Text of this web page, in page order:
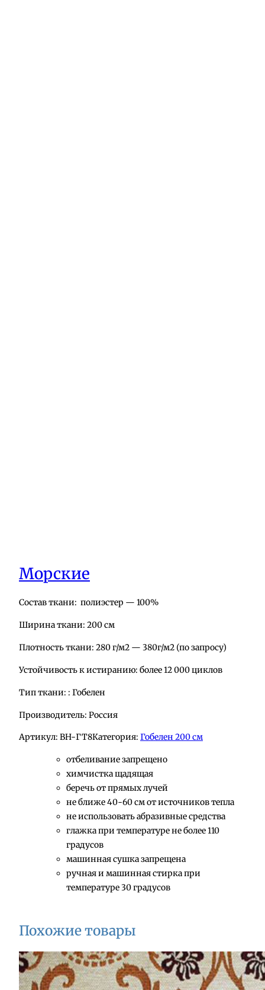
Морские
Состав ткани: полиэстер — 100%
Ширина ткани: 200 см
Плотность ткани: 280 г/м2 — 380г/м2 (по запросу)
Устойчивость к истиранию: более 12 000 циклов
Тип ткани: : Гобелен
Производитель: Россия
Артикул: BH-ГТ8Категория: Гобелен 200 см
отбеливание запрещено
химчистка щадящая
беречь от прямых лучей
не ближе 40-60 см от источников тепла
не использовать абразивные средства
глажка при температуре не более 110
градусов
машинная сушка запрещена
ручная и машинная стирка при
температуре 30 градусов
Похожие товары